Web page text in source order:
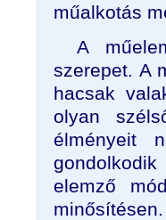
műalkotás
A
szerepet. A
hacsak
olyan
élményeit
elemző